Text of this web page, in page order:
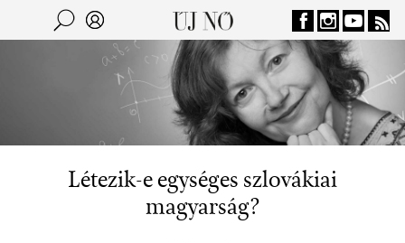
Jump to navigation
Kereső
Létezik-e egységes szlovákiai
magyarság?